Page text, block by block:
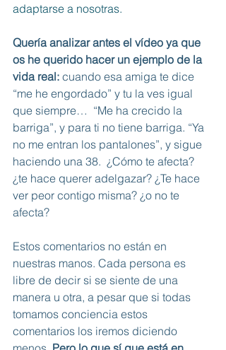
adaptarse a nosotras.
Quería analizar antes el vídeo ya que
os he querido hacer un ejemplo de la
vida real: cuando esa amiga te dice
“me he engordado” y tu la ves igual
que siempre…  “Me ha crecido la
barriga”, y para ti no tiene barriga. “Ya
no me entran los pantalones”, y sigue
haciendo una 38.  ¿Cómo te afecta?
¿te hace querer adelgazar? ¿Te hace
ver peor contigo misma? ¿o no te
afecta?
Estos comentarios no están en
nuestras manos. Cada persona es
libre de decir si se siente de una
manera u otra, a pesar que si todas
tomamos conciencia estos
comentarios los iremos diciendo